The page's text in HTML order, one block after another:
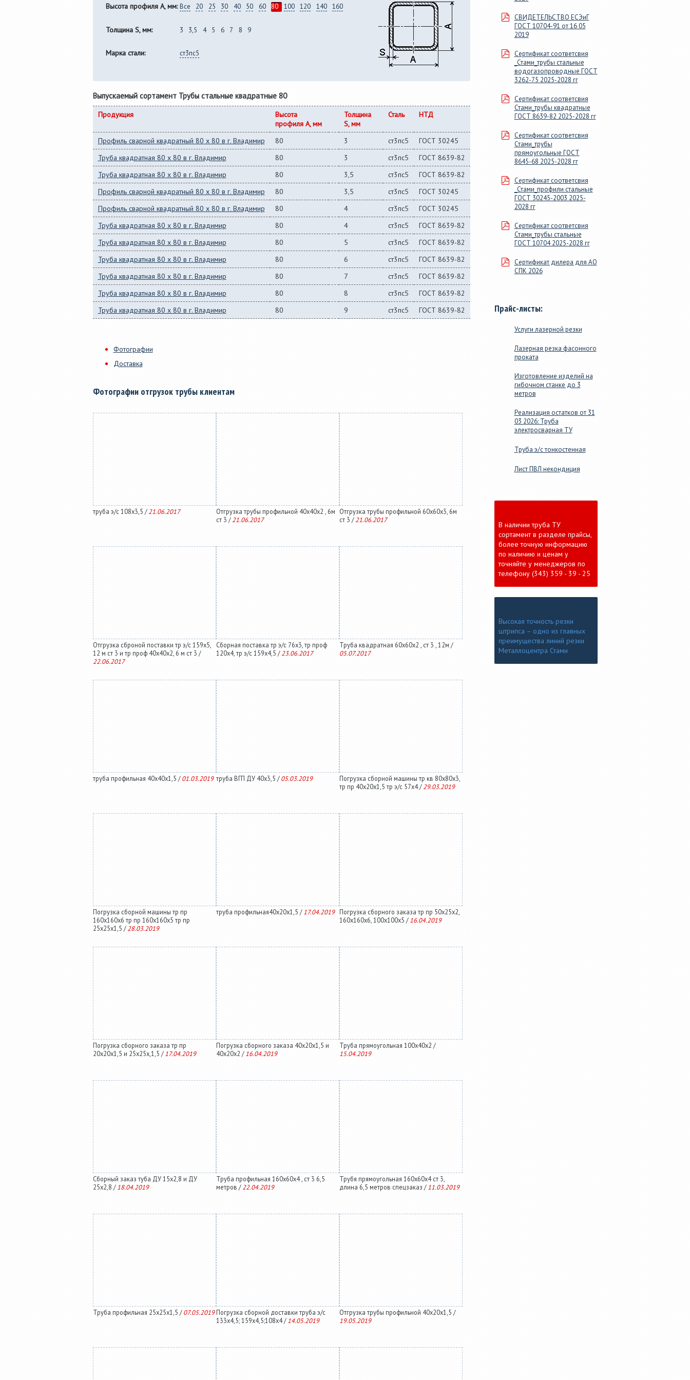
Высота профиля A, мм: Все 20 25 30 40 50 60 80 100 120 140 160
Толщина S, мм: 3 3,5 4 5 6 7 8 9
Марка стали: ст3пс5
Выпускаемый сортамент Трубы стальные квадратные 80
Продукция
Высота
профиля A, мм
Толщина
S, мм
Сталь НТД
Профиль сварной квадратный 80 x 80 в г. Владимир 80 3 ст3пс5
ГОСТ 30245
Труба квадратная 80 x 80 в г. Владимир
80 3 ст3пс5
ГОСТ 8639-82
Труба квадратная 80 x 80 в г. Владимир
80 3,5 ст3пс5
ГОСТ 8639-82
Профиль сварной квадратный 80 x 80 в г. Владимир
80 3,5 ст3пс5
ГОСТ 30245
Профиль сварной квадратный 80 x 80 в г. Владимир
80 4 ст3пс5
ГОСТ 30245
Труба квадратная 80 x 80 в г. Владимир
80 4 ст3пс5
ГОСТ 8639-82
Труба квадратная 80 x 80 в г. Владимир
80 5 ст3пс5
ГОСТ 8639-82
Труба квадратная 80 x 80 в г. Владимир
80 6 ст3пс5
ГОСТ 8639-82
Труба квадратная 80 x 80 в г. Владимир
80 7 ст3пс5
ГОСТ 8639-82
Труба квадратная 80 x 80 в г. Владимир
80 8 ст3пс5
ГОСТ 8639-82
Труба квадратная 80 x 80 в г. Владимир
80 9 ст3пс5 ГОСТ 8639-82
Фотографии
Доставка
Фотографии отгрузок трубы клиентам
труба э/с 108х3,5 / 21.06.2017
Отгрузка трубы профильной 40х40х2 , 6м
ст 3 / 21.06.2017
Отгрузка трубы профильной 60х60х3, 6м
ст 3 / 21.06.2017
Отгрузка сброной поставки тр э/с 159х5,
12 м ст 3 и тр проф 40х40х2, 6 м ст 3 /
22.06.2017
Сборная поставка тр э/с 76х3, тр проф
120х4, тр э/с 159х4,5 / 23.06.2017
Труба квадратная 60х60х2 , ст 3 , 12м /
05.07.2017
труба профильная 40х40х1,5 /01.03.2019 труба ВГП ДУ 40х3,5 /05.03.2019
Погрузка сборной машины тр кв 80х80х3,
тр пр 40х20х1,5 тр э/с 57х4 / 29.03.2019
Погрузка сборной машины тр пр
160х160х6 тр пр 160х160х5 тр пр
25х25х1,5 / 28.03.2019
труба профильная40х20х1,5 / 17.04.2019
Погрузка сборного заказа тр пр 50х25х2,
160х160х6, 100х100х5 / 16.04.2019
Погрузка сборного заказа тр пр
20х20х1,5 и 25х25х,1,5 / 17.04.2019
Погрузка сборного заказа 40х20х1,5 и
40х20х2 / 16.04.2019
Труба прямоугольная 100х40х2 /
15.04.2019
Сборный заказ туба ДУ 15х2,8 и ДУ
25х2,8 / 18.04.2019
Труба профильная 160х60х4 , ст 3 6,5
метров / 22.04.2019
Трубя прямоугольная 160х60х4 ст 3,
длина 6,5 метров спецзаказ / 11.03.2019
Труба профильная 25х25х1,5 /07.05.2019 Погрузка сборной доставки труба э/с
133х4,5; 159х4,5;108х4 / 14.05.2019
Отгрузка трубы профильной 40х20х1,5 /
19.05.2019
СВИДЕТЕЛЬСТВО ЕСЭиГ
ГОСТ 10704-91 от 16 05
2019
Сертификат соответсвия
_Стами_трубы стальные
водогазопроводные ГОСТ
3262-75 2025-2028 гг
Сертификат соответсвия
Стами_трубы квадратные
ГОСТ 8639-82 2025-2028 гг
Сертификат соответсвия
Стами_трубы
прямоугольные ГОСТ
8645-68 2025-2028 гг
Сертификат соответсвия
_Стами_профили стальные
ГОСТ 30245-2003 2025-
2028 гг
Сертификат соответсвия
Стами_трубы стальные
ГОСТ 10704 2025-2028 гг
Сертификат дилера для АО
СПК 2026
Прайс-листы:
Услуги лазерной резки
Лазерная резка фасонного
проката
Изготовление изделий на
гибочном станке до 3
метров
Реализация остатков от 31
03 2026: Труба
электросварная ТУ
Труба э/с тонкостенная
Лист ПВЛ некондиция
В наличии труба ТУ
сортамент в разделе прайсы,
более точную информацию
по наличию и ценам у
точняйте у менеджеров по
телефону (343) 359 - 39 - 25
Высокая точность резки
штрипса – одно из главных
преимущества линий резки
Металлоцентра Стами